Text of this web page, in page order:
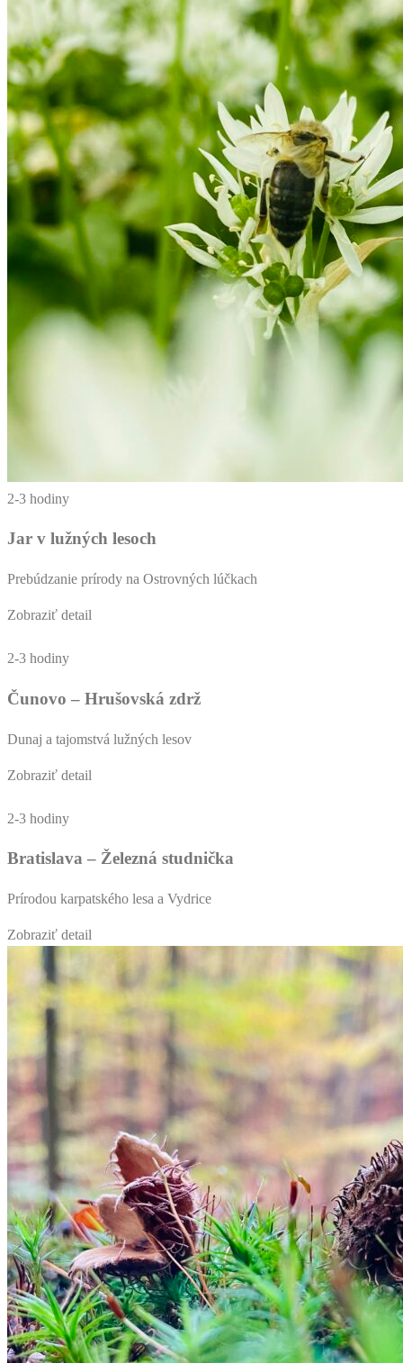
2-3 hodiny
Jar v lužných lesoch
Prebúdzanie prírody na Ostrovných lúčkach
Zobraziť detail
2-3 hodiny
Čunovo – Hrušovská zdrž
Dunaj a tajomstvá lužných lesov
Zobraziť detail
2-3 hodiny
Bratislava – Železná studnička
Prírodou karpatského lesa a Vydrice
Zobraziť detail